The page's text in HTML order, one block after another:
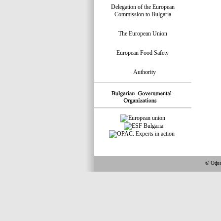
Delegation of the European
Commission to Bulgaria
The European Union
European Food Safety
Authority
©